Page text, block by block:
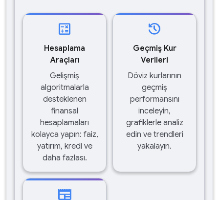
calculate
Hesaplama
Araçları
Gelişmiş
algoritmalarla
desteklenen
finansal
hesaplamaları
kolayca yapın: faiz,
yatırım, kredi ve
daha fazlası.
history
Geçmiş Kur
Verileri
Döviz kurlarının
geçmiş
performansını
inceleyin,
grafiklerle analiz
edin ve trendleri
yakalayın.
newspaper